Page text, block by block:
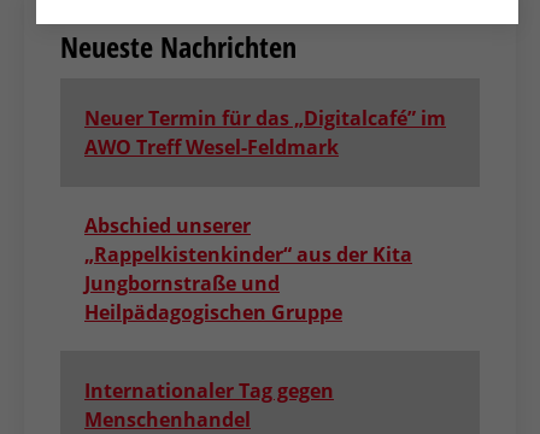
Neueste Nachrichten
Neuer Termin für das „Digitalcafé” im
AWO Treff Wesel-Feldmark
Abschied unserer
„Rappelkistenkinder“ aus der Kita
Jungbornstraße und
Heilpädagogischen Gruppe
Internationaler Tag gegen
Menschenhandel